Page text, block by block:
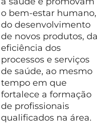
o bem-estar humano,
do desenvolvimento
de novos produtos, da
eficiência dos
processos e serviços
de saúde, ao mesmo
tempo em que
fortalece a formação
de profissionais
qualificados na área.